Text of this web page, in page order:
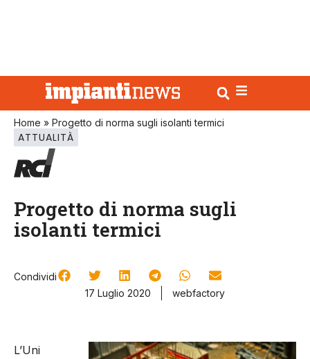
Home » Progetto di norma sugli isolanti termici
ATTUALITÀ
Progetto di norma sugli
isolanti termici
Condividi
17 Luglio 2020
webfactory
L’Uni